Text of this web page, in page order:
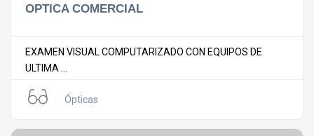
OPTICA COMERCIAL
EXAMEN VISUAL COMPUTARIZADO CON EQUIPOS DE
ULTIMA ...
Ópticas